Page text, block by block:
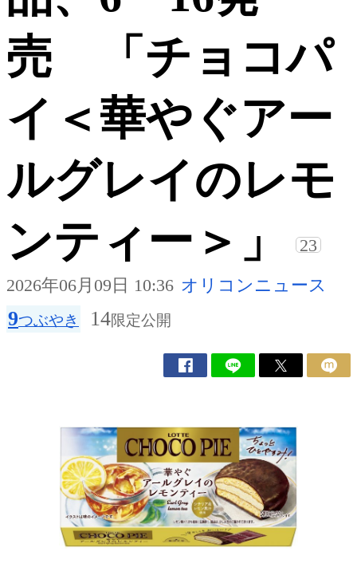
売 「チョコパ
イ＜華やぐアー
ルグレイのレモ
ンティー＞」
23
2026年06月09日 10:36 オリコンニュース
9つぶやき 14限定公開